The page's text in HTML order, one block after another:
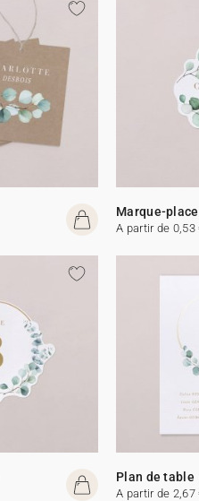
Marque-place
A partir de 0,53
Plan de table
A partir de 2,67